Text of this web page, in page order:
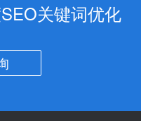
关键词优化